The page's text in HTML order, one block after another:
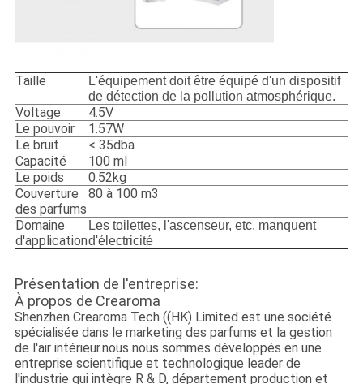
Taille
L'équipement doit être équipé d'un dispositif
de détection de la pollution atmosphérique.
Voltage
4.5V
Le pouvoir
1.57W
Le bruit
< 35dba
Capacité
100 ml
Le poids
0.52kg
Couverture
des parfums
80 à 100 m3
Domaine
d'application
Les toilettes, l'ascenseur, etc. manquent
d'électricité
Présentation de l'entreprise:
À propos de Crearoma
Shenzhen Crearoma Tech ((HK) Limited est une société
spécialisée dans le marketing des parfums et la gestion
de l'air intérieur.nous nous sommes développés en une
entreprise scientifique et technologique leader de
l'industrie qui intègre R & D, département production et